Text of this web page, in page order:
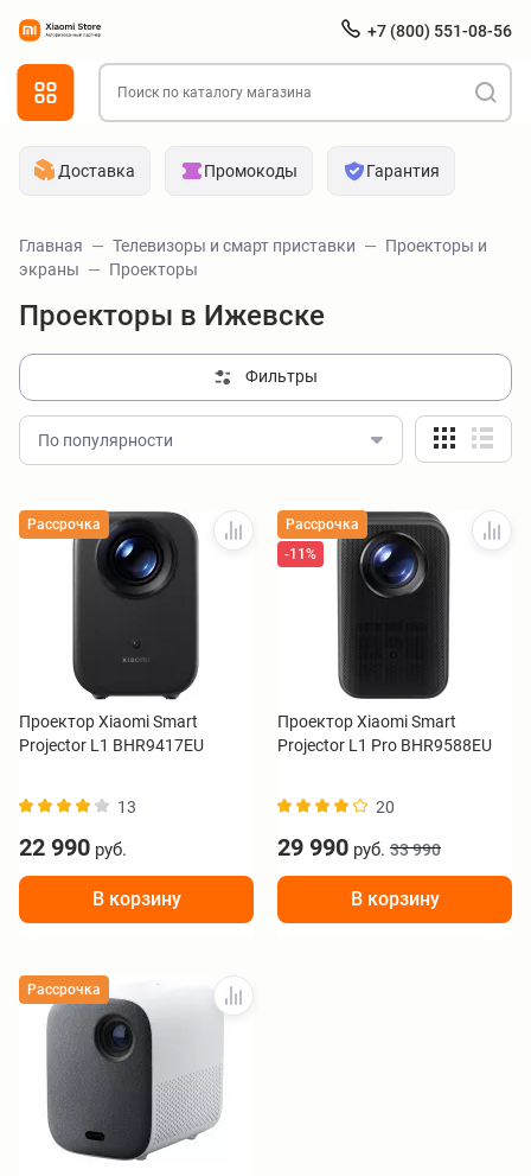
+7 (800) 551-08-56
Доставка Промокоды Гарантия
Главная Телевизоры и смарт приставки
Проекторы и
экраны
Проекторы
Проекторы в Ижевске
Фильтры
По популярности
Рассрочка
Проектор Xiaomi Smart
Projector L1 BHR9417EU
13
22 990 руб.
В корзину
Рассрочка
-11%
Проектор Xiaomi Smart
Projector L1 Pro BHR9588EU
20
29 990 руб. 33 990
В корзину
Рассрочка